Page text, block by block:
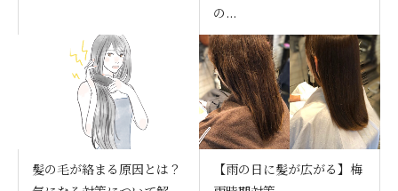
の...
髪の毛が絡まる原因とは？
【雨の日に髪が広がる】梅